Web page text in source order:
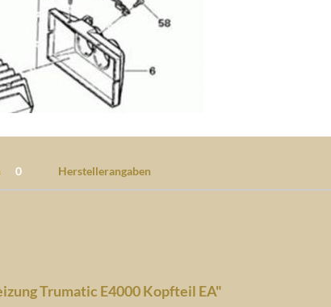
0 Herstellerangaben
Trumatic E4000 Kopfteil EA"